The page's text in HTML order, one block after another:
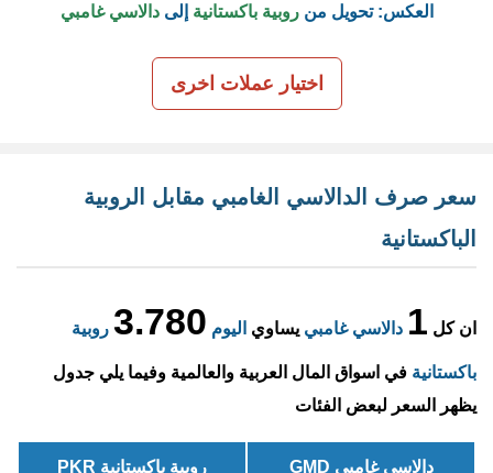
العكس: تحويل منروبية باكستانية إلىدالاسي غامبي
اختيار عملات اخرى
سعر صرف الدالاسي الغامبي مقابل الروبية
الباكستانية
ان كل 1 دالاسي غامبي يساوي اليوم 3.780 روبية
باكستانية في اسواق المال العربية والعالمية وفيما يلي جدول
يظهر السعر لبعض الفئات
دالاسي غامبي GMD روبية باكستانية PKR